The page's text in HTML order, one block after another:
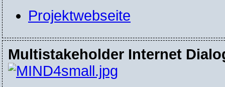
Projektwebseite
Multistakeholder Internet